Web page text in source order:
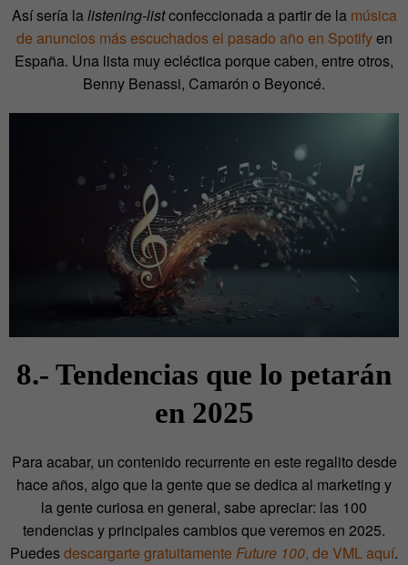
Así sería lalistening-listconfeccionada a partir de la música
de anuncios más escuchados el pasado año en Spotifyen
España. Una lista muy ecléctica porque caben, entre otros,
Benny Benassi, Camarón o Beyoncé.
8.- Tendencias que lo petarán
en 2025
Para acabar, un contenido recurrente en este regalito desde
hace años, algo que la gente que se dedica al marketing y
la gente curiosa en general, sabe apreciar: las 100
tendencias y principales cambios que veremos en 2025.
Puedesdescargarte gratuitamente Future 100, de VML aquí.